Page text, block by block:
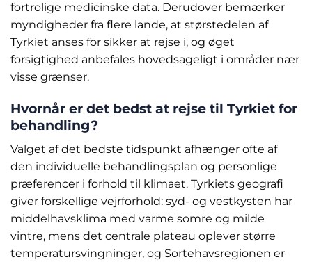
fortrolige medicinske data. Derudover bemærker
myndigheder fra flere lande, at størstedelen af
Tyrkiet anses for sikker at rejse i, og øget
forsigtighed anbefales hovedsageligt i områder nær
visse grænser.
Hvornår er det bedst at rejse til Tyrkiet for
behandling?
Valget af det bedste tidspunkt afhænger ofte af
den individuelle behandlingsplan og personlige
præferencer i forhold til klimaet. Tyrkiets geografi
giver forskellige vejrforhold: syd- og vestkysten har
middelhavsklima med varme somre og milde
vintre, mens det centrale plateau oplever større
temperatursvingninger, og Sortehavsregionen er